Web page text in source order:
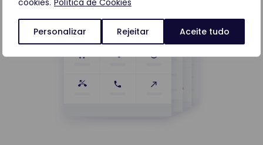
Personalizar Rejeitar Aceite tudo